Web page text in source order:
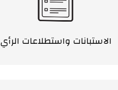
الاستبانات واستطلاعات الرأي